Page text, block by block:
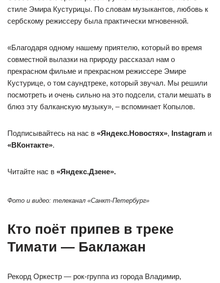
стиле Эмира Кустурицы. По словам музыкантов, любовь к
сербскому режиссеру была практически мгновенной.
«Благодаря одному нашему приятелю, который во время
совместной вылазки на природу рассказал нам о
прекрасном фильме и прекрасном режиссере Эмире
Кустурице, о том саундтреке, который звучал. Мы решили
посмотреть и очень сильно на это подсели, стали мешать в
блюз эту балканскую музыку», – вспоминает Копылов.
Подписывайтесь на нас в «Яндекс.Новостях», Instagram и
«ВКонтакте».
Читайте нас в «Яндекс.Дзене».
Фото и видео: телеканал «Санкт-Петербург»
Кто поёт припев в треке
Тимати — Баклажан
Рекорд Оркестр — рок-группа из города Владимир,